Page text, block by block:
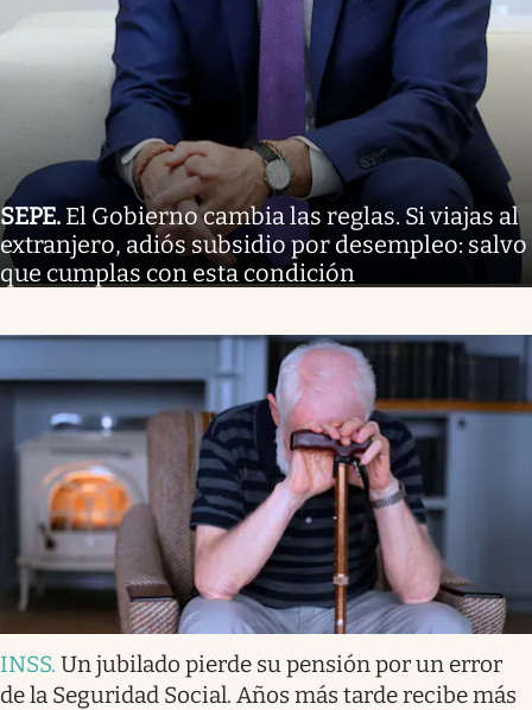
SEPE. El Gobierno cambia las reglas. Si viajas al
extranjero, adiós subsidio por desempleo: salvo
que cumplas con esta condición
INSS. Un jubilado pierde su pensión por un error
de la Seguridad Social. Años más tarde recibe más